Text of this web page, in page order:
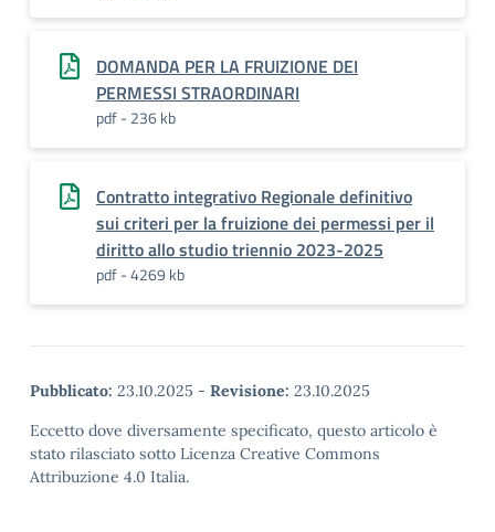
DOMANDA PER LA FRUIZIONE DEI
PERMESSI STRAORDINARI
pdf - 236 kb
Contratto integrativo Regionale definitivo
sui criteri per la fruizione dei permessi per il
diritto allo studio triennio 2023-2025
pdf - 4269 kb
Pubblicato: 23.10.2025 - Revisione: 23.10.2025
Eccetto dove diversamente specificato, questo articolo è
stato rilasciato sotto Licenza Creative Commons
Attribuzione 4.0 Italia.